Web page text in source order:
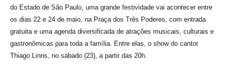
do Estado de São Paulo, uma grande festividade vai acontecer entre
os dias 22 e 24 de maio, na Praça dos Três Poderes, com entrada
gratuita e uma agenda diversificada de atrações musicais, culturais e
gastronômicas para toda a família. Entre elas, o show do cantor
Thiago Linns, no sábado (23), a partir das 20h.